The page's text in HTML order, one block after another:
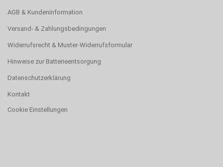
AGB & Kundeninformation
Versand- & Zahlungsbedingungen
Widerrufsrecht & Muster-Widerrufsformular
Hinweise zur Batterieentsorgung
Datenschutzerklärung
Kontakt
Cookie Einstellungen